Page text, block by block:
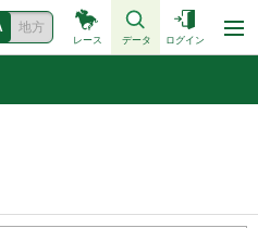
地方
レース データ ログイン